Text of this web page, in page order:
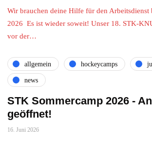
Wir brauchen deine Hilfe für den
2026 Es ist wieder soweit! Unser 18. STK-
vor der…
allgemein hockeycamps
news
STK Sommercamp 2026 -
geöffnet!
16. Juni 2026